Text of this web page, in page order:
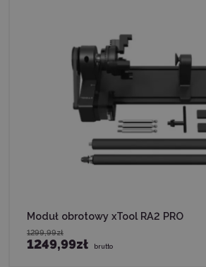
Moduł obrotowy xTool RA2 PRO
1299,99zł
1249,99zł brutto